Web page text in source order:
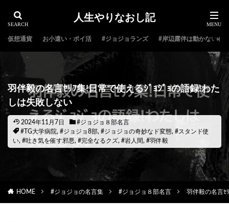
人生やりなおし記
仮想通貨 お小遣い・ポイ活 #ジョジョランズ #岸辺露伴は動かない
羽伴毅の名言ｾﾘﾌ集!日常で使えるｼﾞｮｼﾞｮの語録!わた
しは失敗しない
2024年11月7日
#ジョジョ８部名言
#TG大学病院, #ジョジョ8部, #ジョジョの奇妙なド変態, #スタンド使
い, #吐き気を催す邪悪, #完全なるクズ, #岩人間, #羽伴毅
HOME #ジョジョの名言集 #ジョジョ８部名言 羽伴毅の名言ｾ